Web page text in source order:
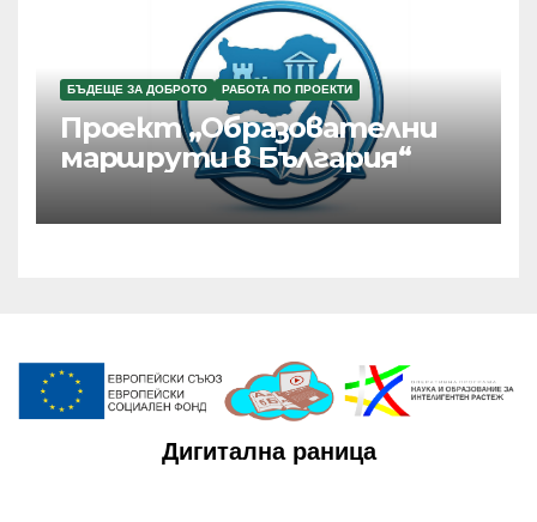
БЪДЕЩЕ ЗА ДОБРОТО РАБОТА ПО ПРОЕКТИ
Проект „Образователни
маршрути в България“
Дигитална раница